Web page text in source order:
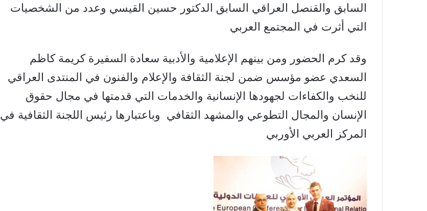
السابق والقنصل العراقي السابق الدكتور حسين القيسي وعدد من الشخصيات
التي أثرت في المجتمع العربي
وقد كرم الحضور ومن بينهم الإعلامية والأدبية سعادة السفيرة كريمة كاظم
السعدي عضو مؤسس ضمن لجنة الثقافة والإعلام والفنون في المنتدى العراقي
للنخب والكفاءات لجهودها الإنسانية والخدمات التي قدمتها في مجال حقوق
الإنسان والمجال التطوعي والمشهد الثقافي وباعتبارها رئيس اللجنة الثقافية في
المركز العربي الأوربي